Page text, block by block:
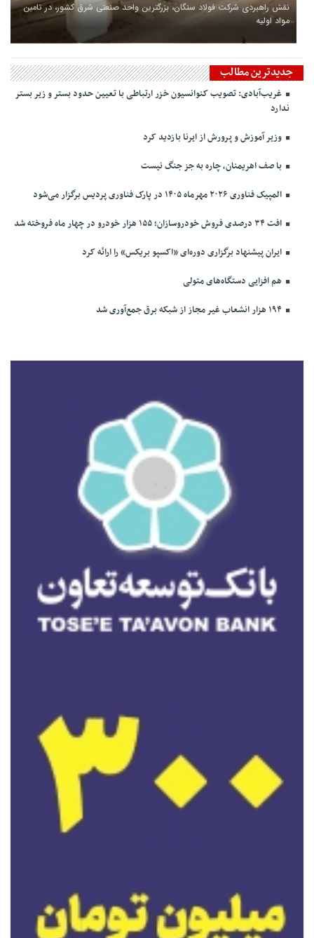
نقش راهبردی شرکت فولاد سنگان، بزرگترین واحد صنعتی شرق کشور، در تامین
مواد اولیه
جدیدترین مطالب
غریب‌آبادی: تصویب کنوانسیون خزر ارتباطی با تعیین حدود بستر و زیر بستر
ندارد
وزیر آموزش و پرورش از ایرنا بازدید کرد
با صف اهریمنان، چاره به جز جنگ نیست
المپیک فناوری ۲۰۲۶ مهرماه ۱۴۰۵ در پارک فناوری پردیس برگزار می‌شود
افت ۳۴ درصدی فروش خودروسازان؛ ۱۵۵ هزار خودرو در چهار ماه فروخته شد
ایران پیشنهاد برگزاری دوره‌ای «اکسپو بریکس» را ارائه کرد
هم افزایی دستگاه‌های متولی